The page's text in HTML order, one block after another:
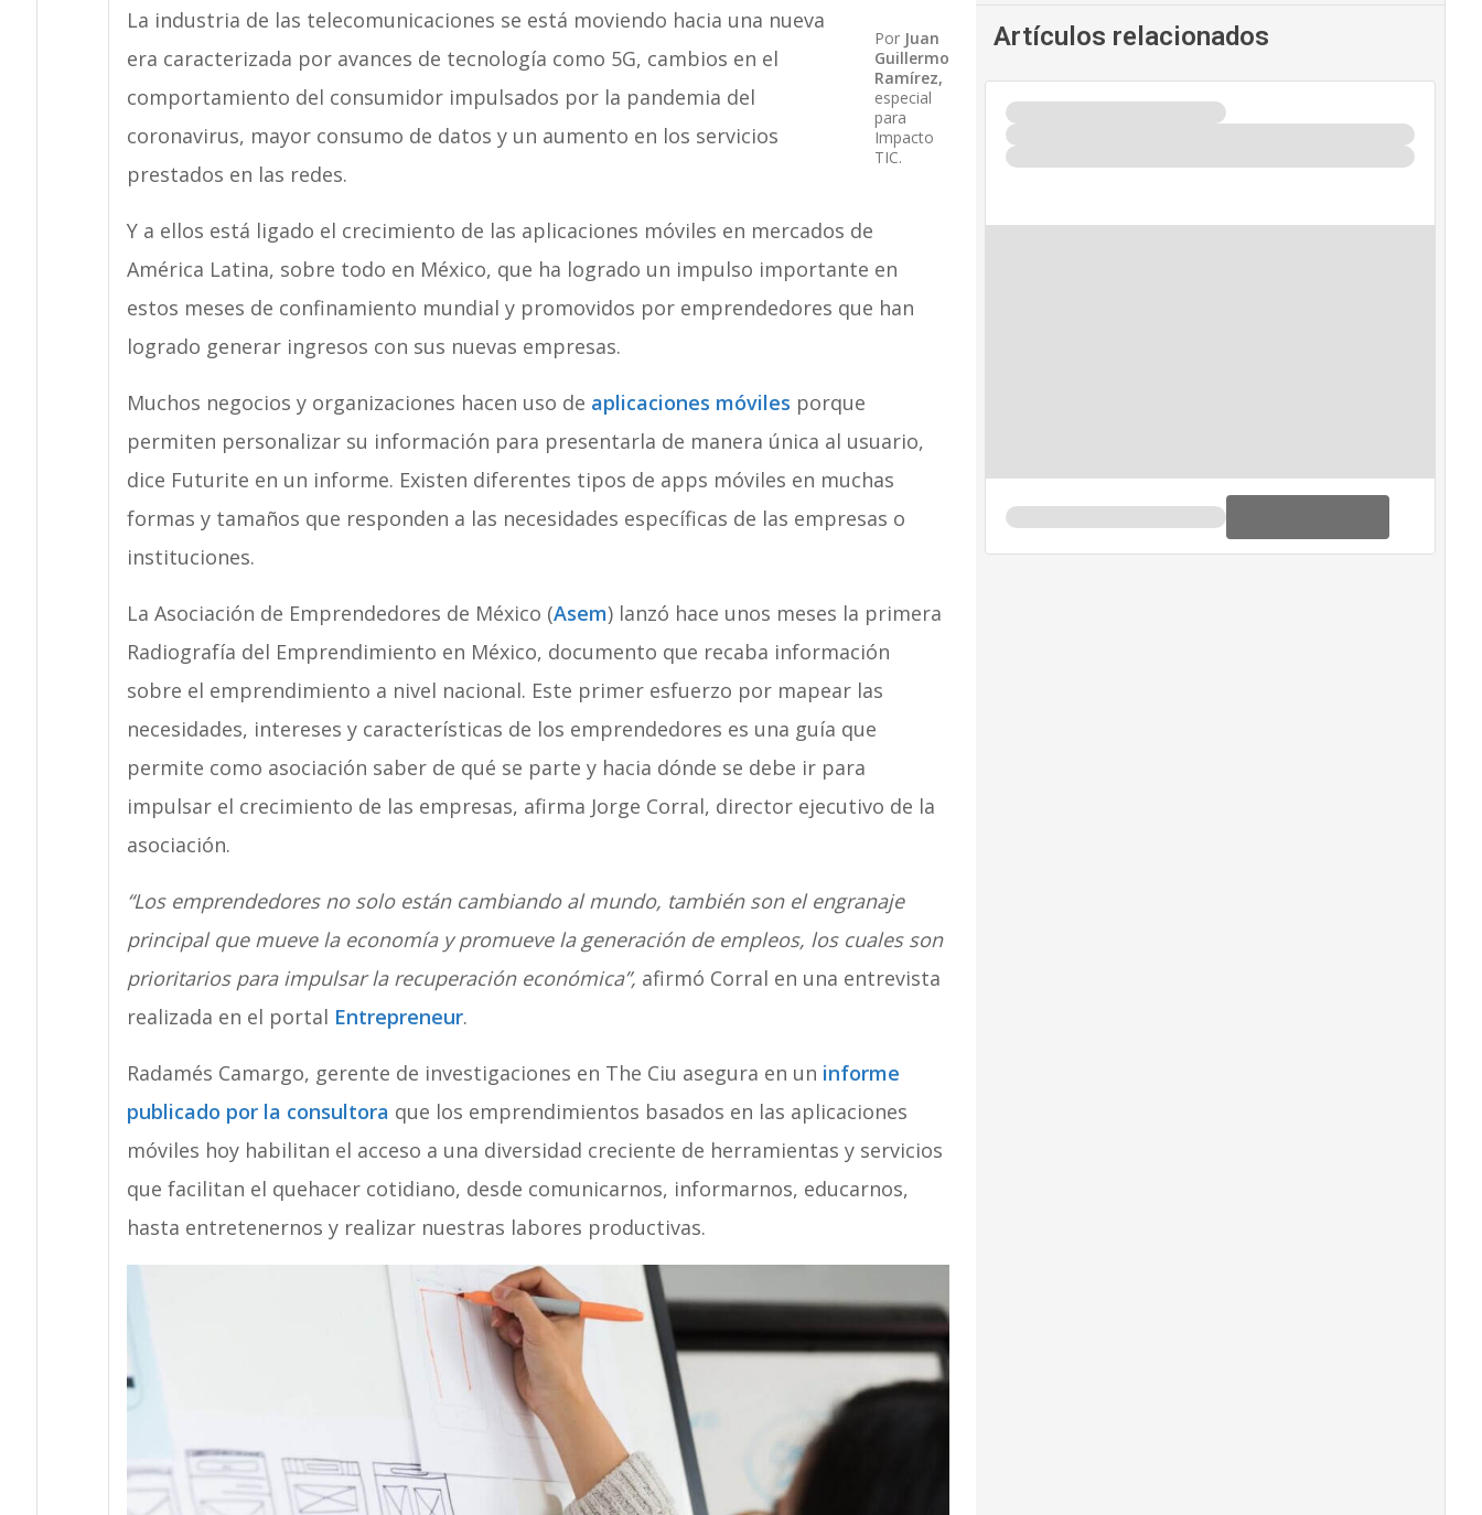
PorJuan
Guillermo
Ramírez,
especial
para
Impacto
TIC.
La industria de las telecomunicaciones se está moviendo hacia una nueva
era caracterizada por avances de tecnología como 5G, cambios en el
comportamiento del consumidor impulsados ​​por la pandemia del
coronavirus, mayor consumo de datos y un aumento en los servicios
prestados en las redes.
Y a ellos está ligado el crecimiento de las aplicaciones móviles en mercados de
América Latina, sobre todo en México, que ha logrado un impulso importante en
estos meses de confinamiento mundial y promovidos por emprendedores que han
logrado generar ingresos con sus nuevas empresas.
Muchos negocios y organizaciones hacen uso de aplicaciones móviles porque
permiten personalizar su información para presentarla de manera única al usuario,
dice Futurite en un informe. Existen diferentes tipos de apps móviles en muchas
formas y tamaños que responden a las necesidades específicas de las empresas o
instituciones.
La Asociación de Emprendedores de México (Asem) lanzó hace unos meses la primera
Radiografía del Emprendimiento en México, documento que recaba información
sobre el emprendimiento a nivel nacional. Este primer esfuerzo por mapear las
necesidades, intereses y características de los emprendedores es una guía que
permite como asociación saber de qué se parte y hacia dónde se debe ir para
impulsar el crecimiento de las empresas, afirma Jorge Corral, director ejecutivo de la
asociación.
“Los emprendedores no solo están cambiando al mundo, también son el engranaje
principal que mueve la economía y promueve la generación de empleos, los cuales son
prioritarios para impulsar la recuperación económica”, afirmó Corral en una entrevista
realizada en el portal Entrepreneur.
Radamés Camargo, gerente de investigaciones en The Ciu asegura en un informe
publicado por la consultora que los emprendimientos basados en las aplicaciones
móviles hoy habilitan el acceso a una diversidad creciente de herramientas y servicios
que facilitan el quehacer cotidiano, desde comunicarnos, informarnos, educarnos,
hasta entretenernos y realizar nuestras labores productivas.
Artículos relacionados